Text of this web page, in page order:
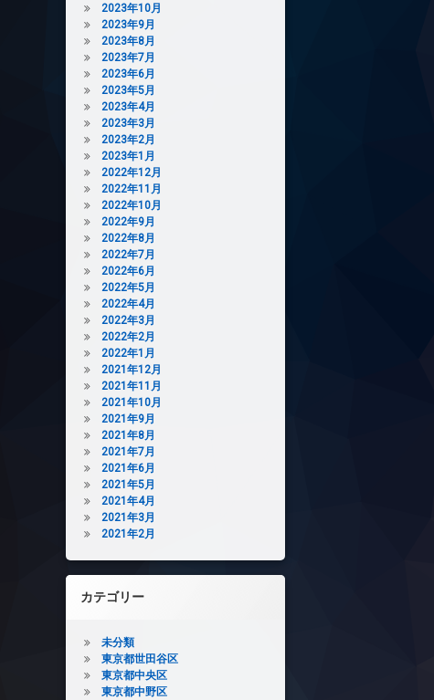
2023年10月
2023年9月
2023年8月
2023年7月
2023年6月
2023年5月
2023年4月
2023年3月
2023年2月
2023年1月
2022年12月
2022年11月
2022年10月
2022年9月
2022年8月
2022年7月
2022年6月
2022年5月
2022年4月
2022年3月
2022年2月
2022年1月
2021年12月
2021年11月
2021年10月
2021年9月
2021年8月
2021年7月
2021年6月
2021年5月
2021年4月
2021年3月
2021年2月
カテゴリー
未分類
東京都世田谷区
東京都中央区
東京都中野区